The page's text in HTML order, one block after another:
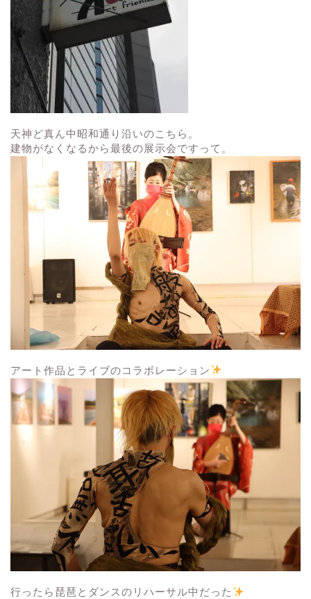
天神ど真ん中昭和通り沿いのこちら。
建物がなくなるから最後の展示会ですって。
アート作品とライブのコラボレーション
行ったら琵琶とダンスのリハーサル中だった